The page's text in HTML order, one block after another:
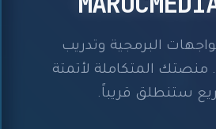
البرمجية وتدريب
منصتك المتكاملة لأتمتة
ستنطلق قريباً.